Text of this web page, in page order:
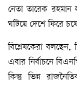
নেতা তারেক রহমান
ঘটিয়ে দেশে ফিরে
বিশ্লেষকেরা বলছেন,
এবার নির্বাচনে
কিন্তু ভিন্ন